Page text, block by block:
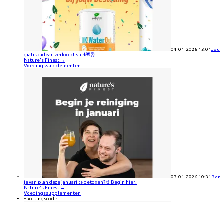
04-01-2026 13:01
gratis cadeau verloopt snel🎁⏰
Nature's Finest →
Voedingssupplementen
03-01-2026 10:31 Ben
je van plan deze januari te detoxen?🥤 Begin hier!
Nature's Finest →
Voedingssupplementen
+ kortingscode